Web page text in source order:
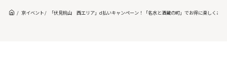
京イベント 「伏見桃山 西エリア」d払いキャンペーン！「名水と酒蔵の町」でお得に楽しくお